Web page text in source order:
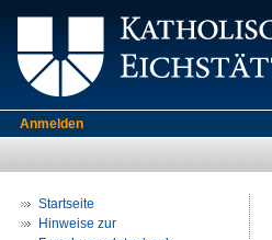
Anmelden
Startseite
Hinweise zur